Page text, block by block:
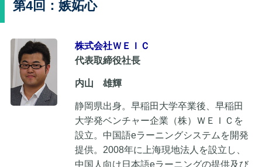
第4回：嫉妬心
株式会社ＷＥＩＣ
代表取締役社長
内山 雄輝
静岡県出身。早稲田大学卒業後、早稲田
大学発ベンチャー企業（株）ＷＥＩＣを
設立。中国語eラーニングシステムを開発
提供。2008年に上海現地法人を設立し、
中国人向け日本語eラーニングの提供及び